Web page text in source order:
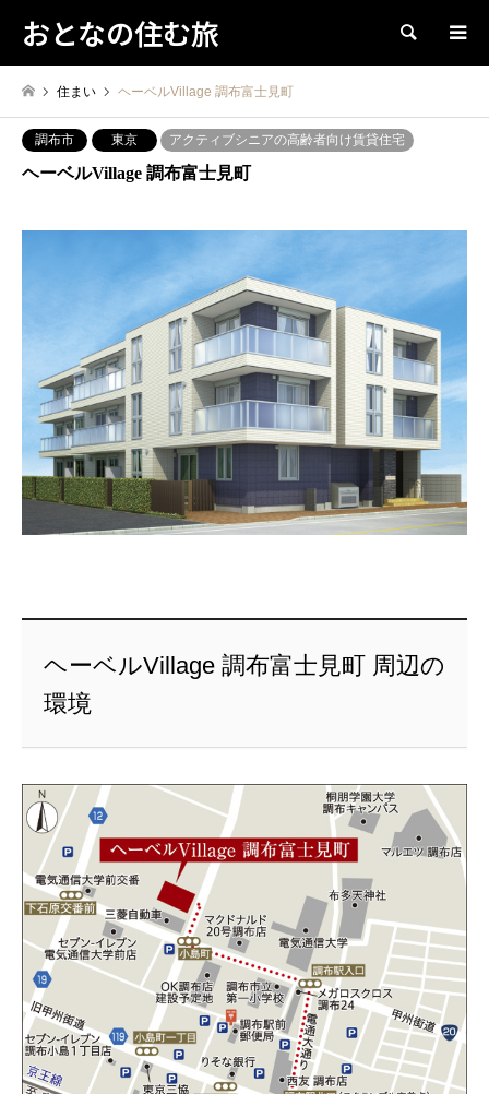
おとなの住む旅 検索
住まい ヘーベルVillage 調布富士見町
調布市 東京 アクティブシニアの高齢者向け賃貸住宅
ヘーベルVillage 調布富士見町
ヘーベルVillage 調布富士見町 周辺の
環境